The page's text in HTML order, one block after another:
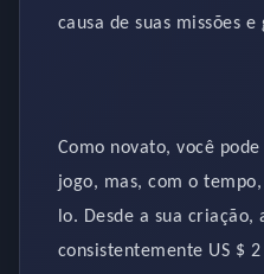
causa de suas missões
Como novato, você
jogo, mas, com o
lo. Desde a sua
consistentemente US $